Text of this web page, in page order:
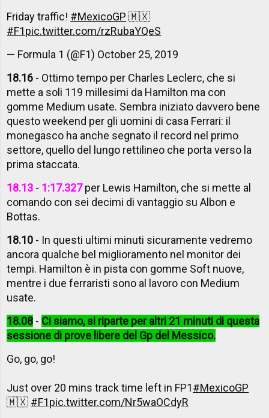
Friday traffic! #MexicoGP 🇲🇽
#F1pic.twitter.com/rzRubaYQeS
— Formula 1 (@F1) October 25, 2019
18.16 - Ottimo tempo per Charles Leclerc, che si
mette a soli 119 millesimi da Hamilton ma con
gomme Medium usate. Sembra iniziato davvero bene
questo weekend per gli uomini di casa Ferrari: il
monegasco ha anche segnato il record nel primo
settore, quello del lungo rettilineo che porta verso la
prima staccata.
18.13 - 1:17.327per Lewis Hamilton, che si mette al
comando con sei decimi di vantaggio su Albon e
Bottas.
18.10 - In questi ultimi minuti sicuramente vedremo
ancora qualche bel miglioramento nel monitor dei
tempi. Hamilton è in pista con gomme Soft nuove,
mentre i due ferraristi sono al lavoro con Medium
usate.
18.08 - Ci siamo, si riparte per altri 21 minuti di questa
sessione di prove libere del Gp del Messico.
Go, go, go!
Just over 20 mins track time left in FP1#MexicoGP
🇲🇽 #F1pic.twitter.com/Nr5waOCdyR